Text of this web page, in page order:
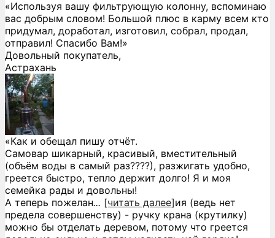
«Используя вашу фильтрующую колонну, вспоминаю
вас добрым словом! Большой плюс в карму всем кто
придумал, доработал, изготовил, собрал, продал,
отправил! Спасибо Вам!»
Довольный покупатель,
Астрахань
«Как и обещал пишу отчёт.
Самовар шикарный, красивый, вместительный
(объём воды в самый раз????), разжигать удобно,
греется быстро, тепло держит долго! Я и моя
семейка рады и довольны!
А теперь пожелан... [читать далее]ия (ведь нет
предела совершенству) - ручку крана (крутилку)
можно бы отделать деревом, потому что греется